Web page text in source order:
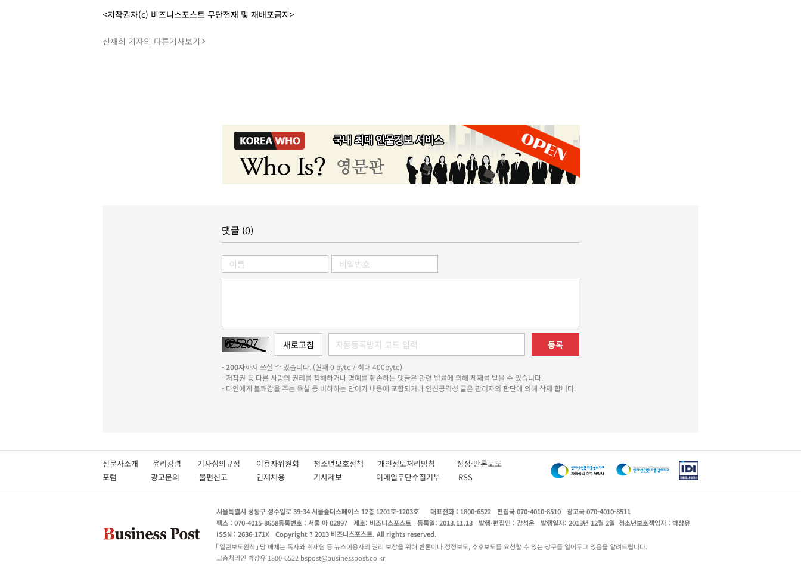
<저작권자(c) 비즈니스포스트 무단전재 및 재배포금지>
신재희 기자의 다른기사보기
댓글 (0)
등록
-200자까지 쓰실 수 있습니다. (현재 0 byte / 최대 400byte)
- 저작권 등 다른 사람의 권리를 침해하거나 명예를 훼손하는 댓글은 관련 법률에 의해 제재를 받을 수 있습니다.
- 타인에게 불쾌감을 주는 욕설 등 비하하는 단어가 내용에 포함되거나 인신공격성 글은 관리자의 판단에 의해 삭제 합니다.
신문사소개 윤리강령 기사심의규정 이용자위원회 청소년보호정책 개인정보처리방침 정정·반론보도
포럼
광고문의 불편신고 인재채용 기사제보 이메일무단수집거부 RSS
서울특별시 성동구 성수일로 39-34 서울숲더스페이스 12층 1201호-1203호 대표전화 : 1800-6522 편집국 070-4010-8510
광고국 070-4010-8511
팩스 : 070-4015-8658등록번호 : 서울 아 02897 제호: 비즈니스포스트 등록일: 2013.11.13 발행·편집인 : 강석운 발행일자: 2013년 12월 2일 청소년보호책임자 : 박상유
ISSN : 2636-171X
Copyright ? 2013 비즈니스포스트. All rights reserved.
열린보도원칙
당 매체는 독자와 취재원 등 뉴스이용자의 권리 보장을 위해 반론이나 정정보도, 추후보도를 요청할 수 있는 창구를 열어두고 있음을 알려드립니다.
고충처리인 박상유 1800-6522 bspost@businesspost.co.kr